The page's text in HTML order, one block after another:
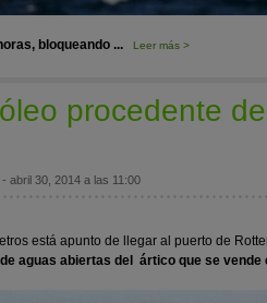
bloqueando ... Leer más >
procedente
- abril 30, 2014 a las 11:00
está apunto de llegar al puerto de
aguas abiertas del ártico que se vende